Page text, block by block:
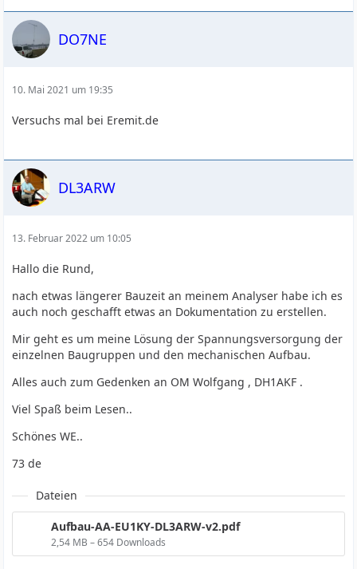
DO7NE
10. Mai 2021 um 19:35
Versuchs mal bei Eremit.de
DL3ARW
13. Februar 2022 um 10:05
Hallo die Rund,
nach etwas längerer Bauzeit an meinem Analyser habe ich es
auch noch geschafft etwas an Dokumentation zu erstellen.
Mir geht es um meine Lösung der Spannungsversorgung der
einzelnen Baugruppen und den mechanischen Aufbau.
Alles auch zum Gedenken an OM Wolfgang , DH1AKF .
Viel Spaß beim Lesen..
Schönes WE..
73 de
Dateien
Aufbau-AA-EU1KY-DL3ARW-v2.pdf
2,54 MB – 654 Downloads